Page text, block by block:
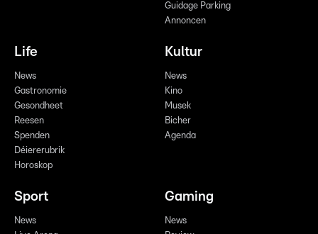
Guidage Parking
Annoncen
Life
News
Gastronomie
Gesondheet
Reesen
Spenden
Déiererubrik
Horoskop
Kultur
News
Kino
Musek
Bicher
Agenda
Sport
News
Gaming
News